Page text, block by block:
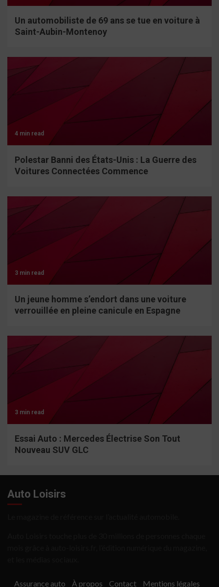
Un automobiliste de 69 ans se tue en voiture à
Saint-Aubin-Montenoy
4 min read
Polestar Banni des États-Unis : La Guerre des
Voitures Connectées Commence
3 min read
Un jeune homme s’endort dans une voiture
verrouillée en pleine canicule en Espagne
3 min read
Essai Auto : Mercedes Électrise Son Tout
Nouveau SUV GLC
Auto Loisirs
Assurance auto À propos Contact Mentions légales